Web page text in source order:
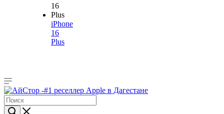
iPhone
16
Plus